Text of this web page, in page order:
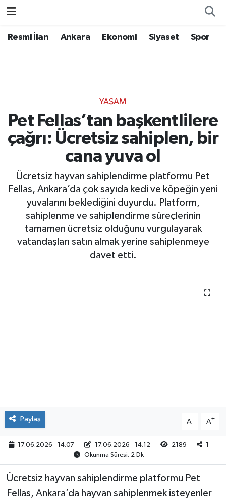
Resmi İlan Ankara Ekonomi Siyaset Spor
YAŞAM
Pet Fellas’tan başkentlilere
çağrı: Ücretsiz sahiplen, bir
cana yuva ol
Ücretsiz hayvan sahiplendirme platformu Pet
Fellas, Ankara’da çok sayıda kedi ve köpeğin yeni
yuvalarını beklediğini duyurdu. Platform,
sahiplenme ve sahiplendirme süreçlerinin
tamamen ücretsiz olduğunu vurgulayarak
vatandaşları satın almak yerine sahiplenmeye
davet etti.
Paylaş A A+
17.06.2026 - 14:07 17.06.2026 - 14:12 2189
1
Okunma Süresi: 2 Dk
Ücretsiz hayvan sahiplendirme platformu Pet
Fellas, Ankara’da hayvan sahiplenmek isteyenler